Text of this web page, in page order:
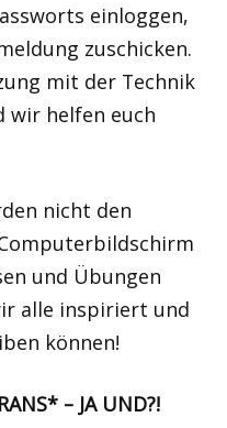
einloggen,
zuschicken.
mit der Technik
wir helfen euch
nicht den
und Übungen
alle inspiriert und
können!
– JA UND?!